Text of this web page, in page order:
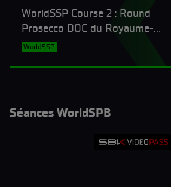
WorldSSP Course 2 : Round
Prosecco DOC du Royaume-
Uni
WorldSSP
Séances WorldSPB